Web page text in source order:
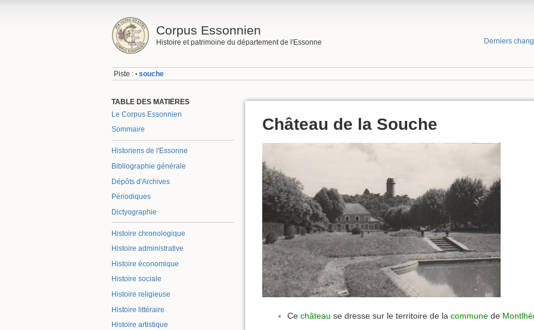
Corpus Essonnien
Histoire et patrimoine du département de l'Essonne Derniers
Piste : • souche
TABLE DES MATIÈRES
Le Corpus Essonnien
Sommaire
Historiens de l'Essonne
Bibliographie générale
Dépôts d'Archives
Périodiques
Dictyographie
Histoire chronologique
Histoire administrative
Histoire économique
Histoire sociale
Histoire religieuse
Histoire littéraire
Histoire artistique
Château de la Souche
Ce château se dresse sur le territoire de la commune de